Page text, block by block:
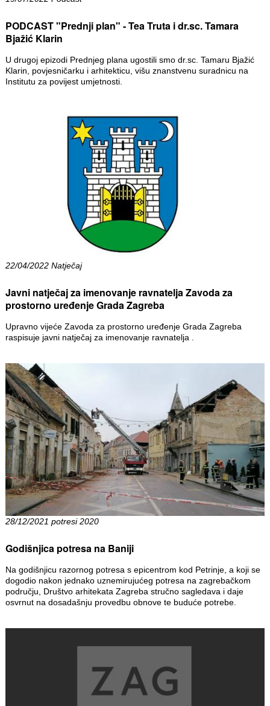
PODCAST "Prednji plan" - Tea Truta i dr.sc. Tamara
Bjažić Klarin
U drugoj epizodi Prednjeg plana ugostili smo dr.sc. Tamaru Bjažić
Klarin, povjesničarku i arhitekticu, višu znanstvenu suradnicu na
Institutu za povijest umjetnosti.
22/04/2022 Natječaj
Javni natječaj za imenovanje ravnatelja Zavoda za
prostorno uređenje Grada Zagreba
Upravno vijeće Zavoda za prostorno uređenje Grada Zagreba
raspisuje javni natječaj za imenovanje ravnatelja .
28/12/2021 potresi 2020
Godišnjica potresa na Baniji
Na godišnjicu razornog potresa s epicentrom kod Petrinje, a koji se
dogodio nakon jednako uznemirujućeg potresa na zagrebačkom
području, Društvo arhitekata Zagreba stručno sagledava i daje
osvrnut na dosadašnju provedbu obnove te buduće potrebe.